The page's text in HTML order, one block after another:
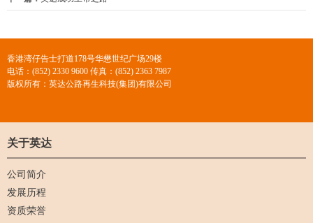
香港湾仔告士打道178号华懋世纪广场29楼
电话：(852) 2330 9600 传真：(852) 2363 7987
版权所有：英达公路再生科技(集团)有限公司
关于英达
公司简介
发展历程
资质荣誉